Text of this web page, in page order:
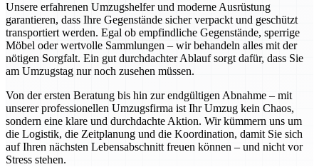
Unsere erfahrenen Umzugshelfer und moderne Ausrüstung
garantieren, dass Ihre Gegenstände sicher verpackt und geschützt
transportiert werden. Egal ob empfindliche Gegenstände, sperrige
Möbel oder wertvolle Sammlungen – wir behandeln alles mit der
nötigen Sorgfalt. Ein gut durchdachter Ablauf sorgt dafür, dass Sie
am Umzugstag nur noch zusehen müssen.
Von der ersten Beratung bis hin zur endgültigen Abnahme – mit
unserer professionellen Umzugsfirma ist Ihr Umzug kein Chaos,
sondern eine klare und durchdachte Aktion. Wir kümmern uns um
die Logistik, die Zeitplanung und die Koordination, damit Sie sich
auf Ihren nächsten Lebensabschnitt freuen können – und nicht vor
Stress stehen.